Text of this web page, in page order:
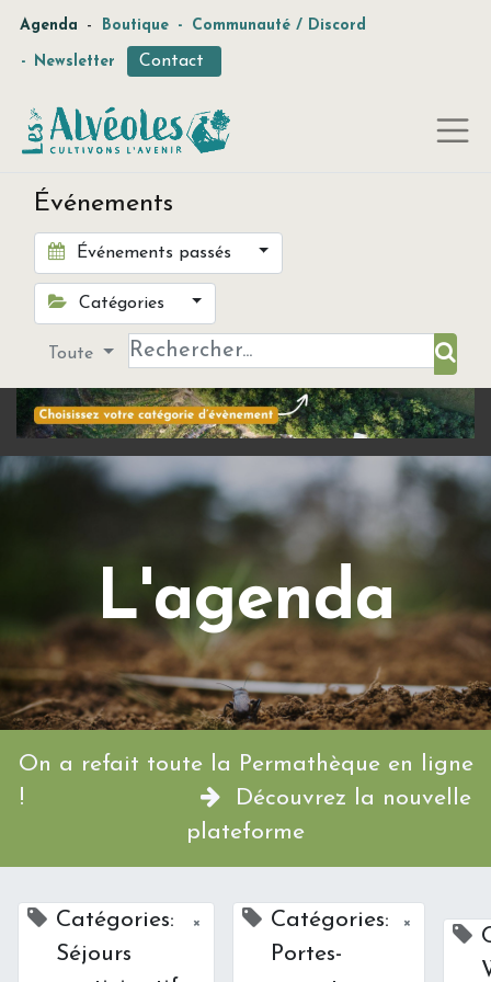
Agenda - Boutique - Communauté / Discord
- Newsletter Contact
Événements
Événements passés
Catégories
Toute
L'agenda
On a refait toute la Permathèque en ligne
!
Découvrez la nouvelle
plateforme
Catégories:
Séjours
×
Catégories:
Portes-
×